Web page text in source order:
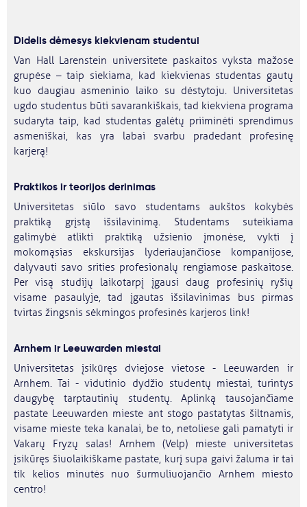
Didelis dėmesys kiekvienam studentui
Van Hall Larenstein universitete paskaitos vyksta mažose
grupėse – taip siekiama, kad kiekvienas studentas gautų
kuo daugiau asmeninio laiko su dėstytoju. Universitetas
ugdo studentus būti savarankiškais, tad kiekviena programa
sudaryta taip, kad studentas galėtų priiminėti sprendimus
asmeniškai, kas yra labai svarbu pradedant profesinę
karjerą!
Praktikos ir teorijos derinimas
Universitetas siūlo savo studentams aukštos kokybės
praktiką grįstą išsilavinimą. Studentams suteikiama
galimybė atlikti praktiką užsienio įmonėse, vykti į
mokomąsias ekskursijas lyderiaujančiose kompanijose,
dalyvauti savo srities profesionalų rengiamose paskaitose.
Per visą studijų laikotarpį įgausi daug profesinių ryšių
visame pasaulyje, tad įgautas išsilavinimas bus pirmas
tvirtas žingsnis sėkmingos profesinės karjeros link!
Arnhem ir Leeuwarden miestai
Universitetas įsikūręs dviejose vietose - Leeuwarden ir
Arnhem. Tai - vidutinio dydžio studentų miestai, turintys
daugybę tarptautinių studentų. Aplinką tausojančiame
pastate Leeuwarden mieste ant stogo pastatytas šiltnamis,
visame mieste teka kanalai, be to, netoliese gali pamatyti ir
Vakarų Fryzų salas! Arnhem (Velp) mieste universitetas
įsikūręs šiuolaikiškame pastate, kurį supa gaivi žaluma ir tai
tik kelios minutės nuo šurmuliuojančio Arnhem miesto
centro!